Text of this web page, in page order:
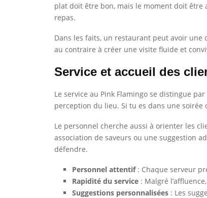
plat doit être bon, mais le moment doit être
repas.
Dans les faits, un restaurant peut avoir une
au contraire à créer une visite fluide et
Service et accueil des
Le service au Pink Flamingo se distingue
perception du lieu. Si tu es dans une
Le personnel cherche aussi à orienter les
association de saveurs ou une suggestion
défendre.
Personnel attentif: Chaque serveur
Rapidité du service : Malgré
Suggestions personnalisées : Les